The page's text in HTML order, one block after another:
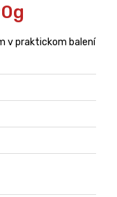
v praktickom balení